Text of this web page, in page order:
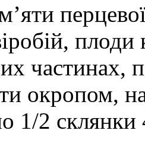
частинах,
окропом,
1/2 склянки